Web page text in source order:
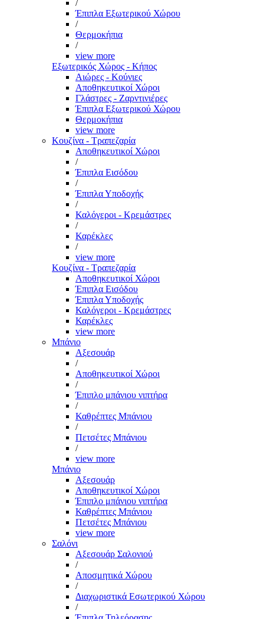
/
Έπιπλα Εξωτερικού Χώρου
/
Θερμοκήπια
/
view more
Εξωτερικός Χώρος - Κήπος
Αιώρες - Κούνιες
Αποθηκευτικοί Χώροι
Γλάστρες - Ζαρντινιέρες
Έπιπλα Εξωτερικού Χώρου
Θερμοκήπια
view more
Κουζίνα - Τραπεζαρία
Αποθηκευτικοί Χώροι
/
Έπιπλα Εισόδου
/
Έπιπλα Υποδοχής
/
Καλόγεροι - Κρεμάστρες
/
Καρέκλες
/
view more
Κουζίνα - Τραπεζαρία
Αποθηκευτικοί Χώροι
Έπιπλα Εισόδου
Έπιπλα Υποδοχής
Καλόγεροι - Κρεμάστρες
Καρέκλες
view more
Μπάνιο
Αξεσουάρ
/
Αποθηκευτικοί Χώροι
/
Έπιπλο μπάνιου νιπτήρα
/
Καθρέπτες Μπάνιου
/
Πετσέτες Μπάνιου
/
view more
Μπάνιο
Αξεσουάρ
Αποθηκευτικοί Χώροι
Έπιπλο μπάνιου νιπτήρα
Καθρέπτες Μπάνιου
Πετσέτες Μπάνιου
view more
Σαλόνι
Αξεσουάρ Σαλονιού
/
Αποσμητικά Χώρου
/
Διαχωριστικά Εσωτερικού Χώρου
/